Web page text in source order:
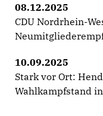
08.12.2025
CDU Nordrhein-
10.09.2025
Stark vor Ort:
Wahlkampfstand